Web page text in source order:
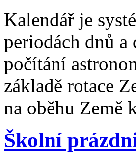
Kalendář je
periodách dnů a
počítání
základě rotace
na oběhu Země
Školní